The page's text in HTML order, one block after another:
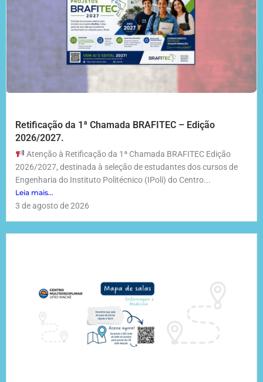
Retificação da 1ª Chamada BRAFITEC – Edição
2026/2027.
Atenção à Retificação da 1ª Chamada BRAFITEC Edição
2026/2027, destinada à seleção de estudantes dos cursos de
Engenharia do Instituto Politécnico (IPoli) do Centro...
Leia mais...
3 de agosto de 2026